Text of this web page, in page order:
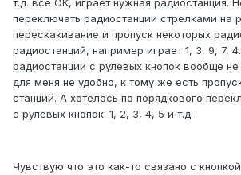
т.д. все ОК, играет нужная радиостанция.
переключать радиостанции стрелками на
перескакивание и пропуск некоторых
радиостанций, например играет 1, 3, 9, 7,
радиостанции с рулевых кнопок вообще
для меня не удобно, к тому же есть
станций. А хотелось по порядкового
с рулевых кнопок: 1, 2, 3, 4, 5 и т.д.
Чувствую что это как-то связано с